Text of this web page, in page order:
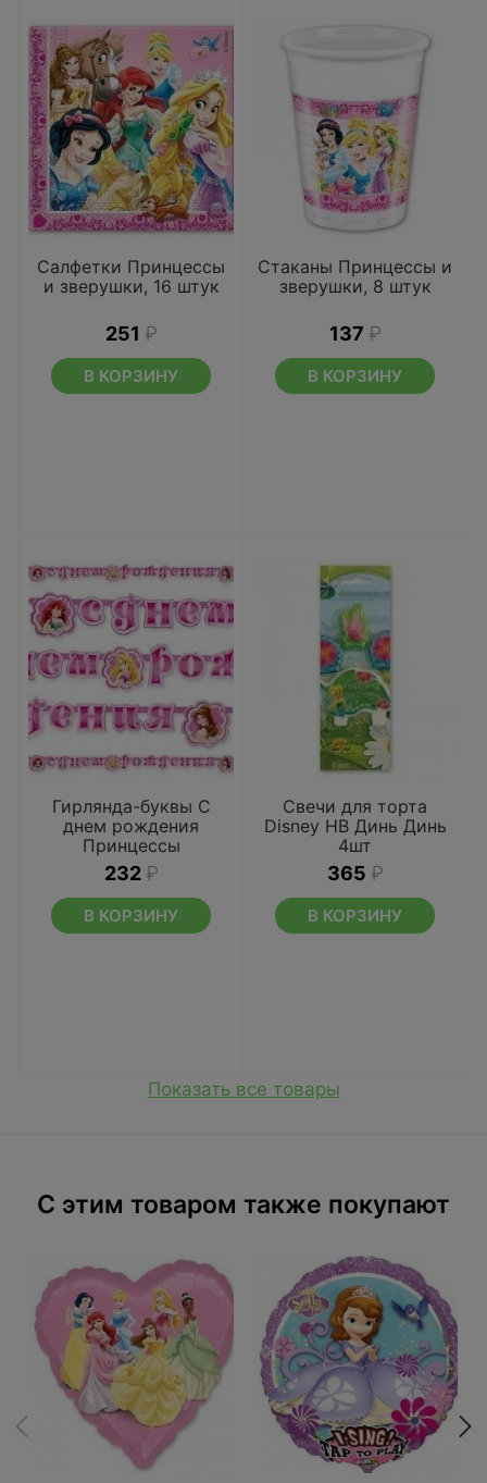
Салфетки Принцессы
и зверушки, 16 штук
251 ₽
В КОРЗИНУ
Стаканы Принцессы и
зверушки, 8 штук
137 ₽
В КОРЗИНУ
Гирлянда-буквы С
днем рождения
Принцессы
232 ₽
В КОРЗИНУ
Свечи для торта
Disney HB Динь Динь
4шт
365 ₽
В КОРЗИНУ
Показать все товары
C этим товаром также покупают